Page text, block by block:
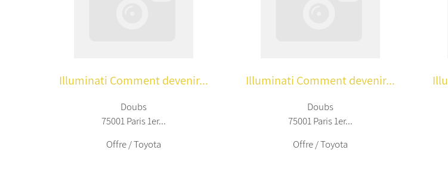
Illuminati Comment devenir...
Doubs
75001 Paris 1er...
Offre / Toyota
Illuminati Comment devenir...
Doubs
75001 Paris 1er...
Offre / Toyota